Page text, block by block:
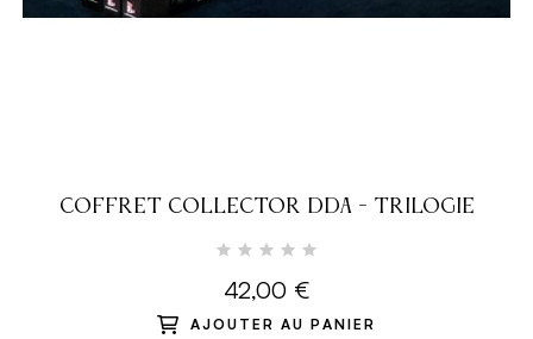
COFFRET COLLECTOR DDA - TRILOGIE
42,00 €
AJOUTER AU PANIER